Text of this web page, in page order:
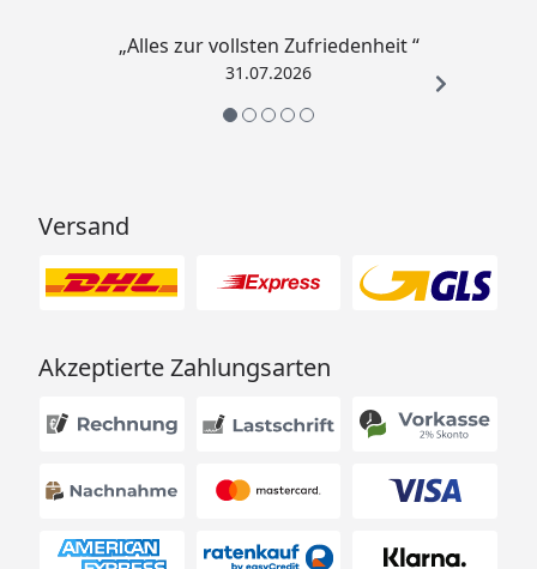
„Alles zur vollsten Zufriedenheit “
31.07.2026
Versand
Akzeptierte Zahlungsarten